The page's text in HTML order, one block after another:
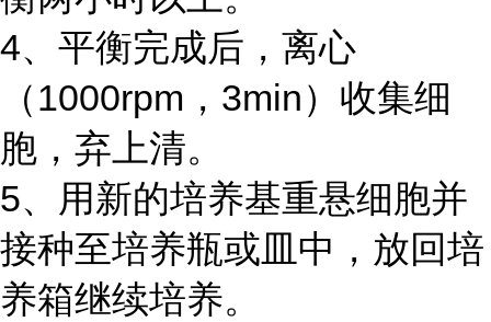
4、平衡完成后，离心
（1000rpm，3min）收集细
胞，弃上清。
5、用新的培养基重悬细胞并
接种至培养瓶或皿中，放回培
养箱继续培养。